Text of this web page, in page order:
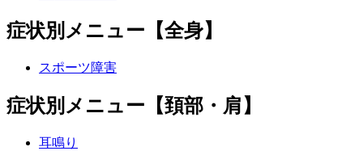
症状別メニュー【全身】
スポーツ障害
症状別メニュー【頚部・肩】
耳鳴り